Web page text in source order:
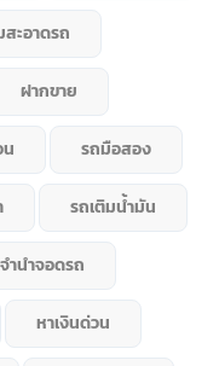
ะอาดรถ
ฝากขาย
รถมือสอง
รถเติมน้ำมัน
ำนำจอดรถ
หาเงินด่วน